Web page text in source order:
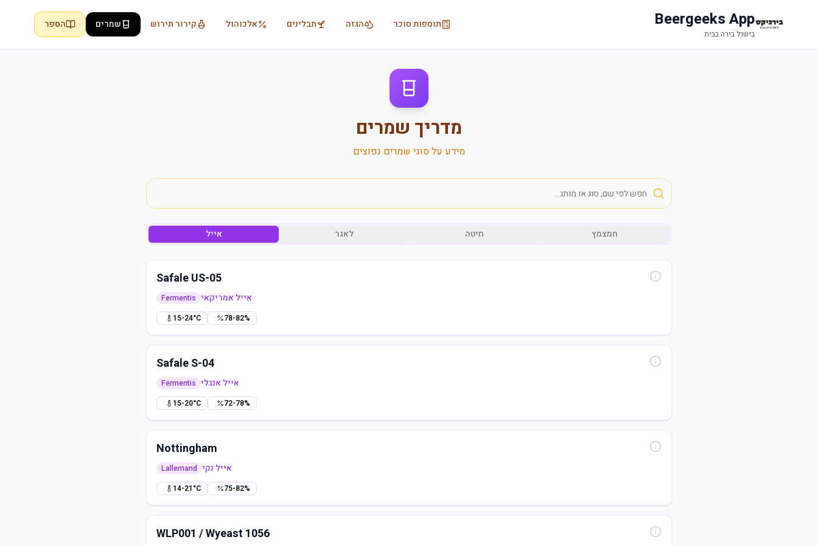
Beergeeks App
בישול בירה בבית
תוספות סוכר הגזה תבלינים אלכוהול קירור תירוש שמרים הספר
מדריך שמרים
מידע על סוגי שמרים נפוצים
אייל לאגר חיטה חמצמץ
Safale US-05
Fermentis אייל אמריקאי
15-24°C 78-82%
Safale S-04
Fermentis אייל אנגלי
15-20°C 72-78%
Nottingham
Lallemand אייל נקי
14-21°C 75-82%
WLP001 / Wyeast 1056